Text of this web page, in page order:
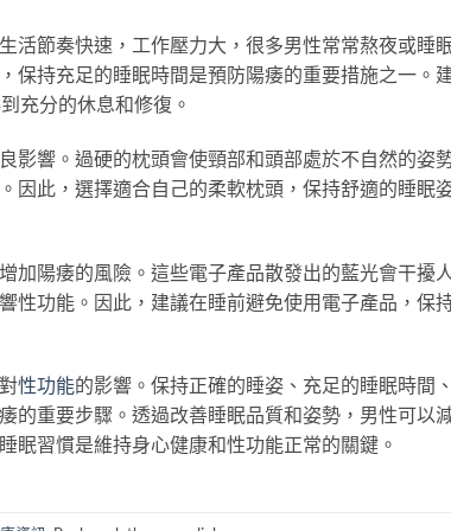
活節奏快速，工作壓力大，很多男性常常熬夜或睡
保持充足的睡眠時間是預防陽痿的重要措施之一。
充分的休息和修復。
影響。過硬的枕頭會使頸部和頭部處於不自然的姿
因此，選擇適合自己的柔軟枕頭，保持舒適的睡眠
加陽痿的風險。這些電子產品散發出的藍光會干擾
性功能。因此，建議在睡前避免使用電子產品，保
性功能的影響。保持正確的睡姿、充足的睡眠時間
的重要步驟。透過改善睡眠品質和姿勢，男性可以
眠習慣是維持身心健康和性功能正常的關鍵。